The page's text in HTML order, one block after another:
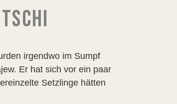
irgendwo im Sumpf
Er hat sich vor ein paar
Setzlinge hätten